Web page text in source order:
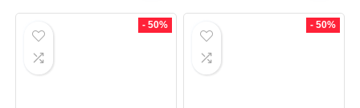
- 50% - 50%